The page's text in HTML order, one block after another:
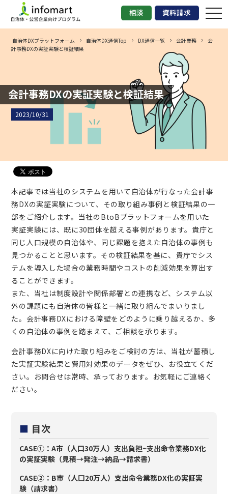
相談 資料請求
自治体DXプラットフォーム 自治体DX通信Top DX通信一覧 会計業務
会
計事務DXの実証実験と検証結果
会計事務DXの実証実験と検証結果
2023/10/31
本記事では当社のシステムを用いて自治体が行なった会計事
務DXの実証実験について、その取り組み事例と検証結果の一
部をご紹介します。当社のBtoBプラットフォームを用いた
実証実験には、既に30団体を超える事例があります。貴庁と
同じ人口規模の自治体や、同じ課題を抱えた自治体の事例も
見つかることと思います。その検証結果を基に、貴庁でシス
テムを導入した場合の業務時間やコストの削減効果を算出す
ることができます。
また、当社は制度設計や関係部署との連携など、システム以
外の課題にも自治体の皆様と一緒に取り組んでまいりまし
た。会計事務DXにおける障壁をどのように乗り越えるか、多
くの自治体の事例を踏まえて、ご相談を承ります。
会計事務DXに向けた取り組みをご検討の方は、当社が蓄積し
た実証実験結果と費用対効果のデータをぜひ、お役立てくだ
さい。お問合せは常時、承っております。お気軽にご連絡く
ださい。
■ 目次
CASE①：A市（人口30万人）支出負担~支出命令業務DX化
の実証実験（見積→発注→納品→請求書）
CASE②：B市（人口20万人）支出命令業務DX化の実証実
験（請求書）